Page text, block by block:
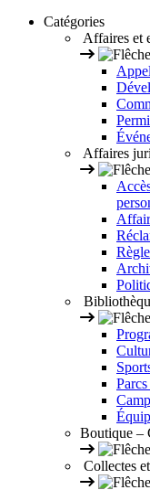
Catégories
Affaires et
Affaires
Boutique –
Collectes